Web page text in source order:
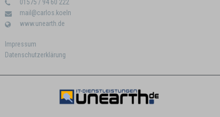
01575 / 94 60 222
mail@carlos.koeln
www.unearth.de
Impressum
Datenschutzerklärung